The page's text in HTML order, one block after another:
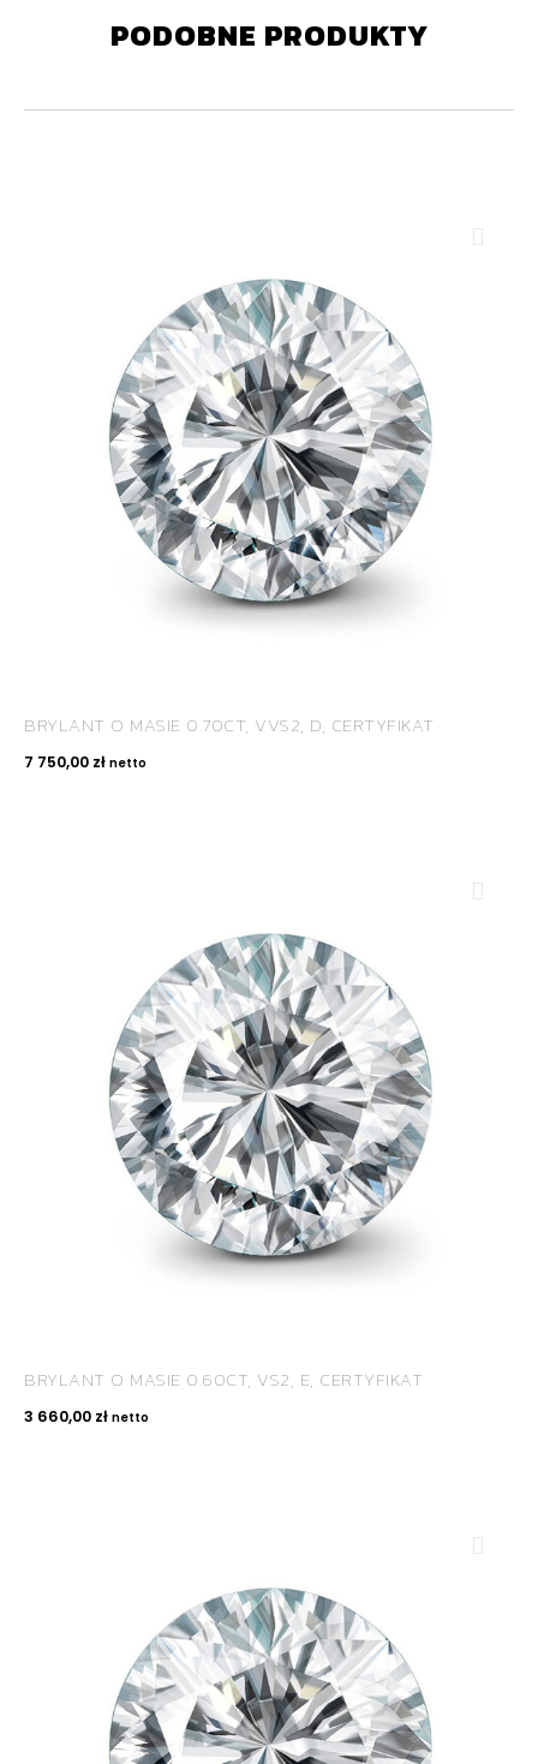
PODOBNE PRODUKTY
BRYLANT O MASIE 0.70CT, VVS2, D, CERTYFIKAT
7 750,00 zł netto
BRYLANT O MASIE 0.60CT, VS2, E, CERTYFIKAT
3 660,00 zł netto
ROYAL DIAMONDS